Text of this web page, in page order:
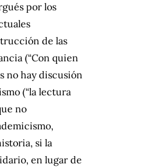
por los
de las
(“Con quien
no hay discusión
(“la lectura
no
si la
en lugar de